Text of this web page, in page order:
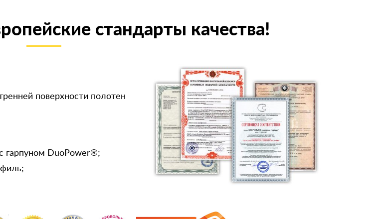
стандарты качества!
поверхности полотен
гарпуном DuoPower®;